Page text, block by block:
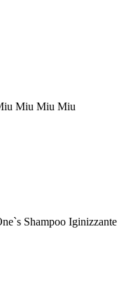
Miu Miu Miu
Shampoo Iginizzante